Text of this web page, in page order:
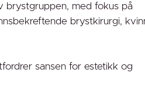
brystgruppen, med fokus på
brystkirurgi,
sansen for estetikk og